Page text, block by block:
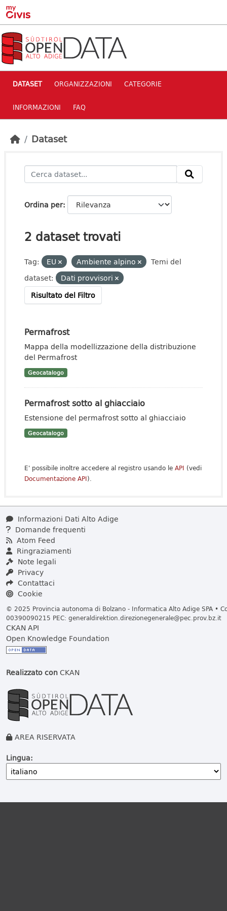
Skip to main content
DATASET ORGANIZZAZIONI CATEGORIE
INFORMAZIONI FAQ
Dataset
Ordina per
2 dataset trovati
Tag: EU Ambiente alpino
Temi del
dataset:
Dati provvisori
Risultato del Filtro
Permafrost
Mappa della modellizzazione della distribuzione
del Permafrost
Geocatalogo
Permafrost sotto al ghiacciaio
Estensione del permafrost sotto al ghiacciaio
Geocatalogo
E' possibile inoltre accedere al registro usando le API (vedi
Documentazione API).
Informazioni Dati Alto Adige
Domande frequenti
Atom Feed
Ringraziamenti
Note legali
Privacy
Contattaci
Cookie
© 2025 Provincia autonoma di Bolzano - Informatica Alto Adige SPA •
00390090215 PEC: generaldirektion.direzionegenerale@pec.prov.bz.it
CKAN API
Open Knowledge Foundation
Realizzato conCKAN
AREA RISERVATA
Lingua